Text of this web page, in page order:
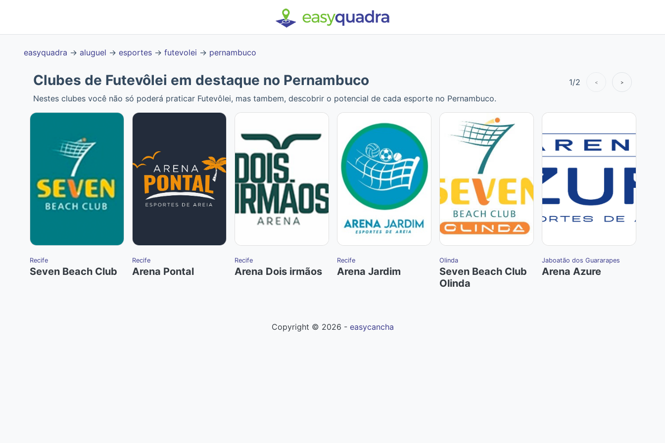
easyquadra → aluguel → esportes → futevolei → pernambuco
Recife
Seven Beach Club
Recife
Arena Pontal
Recife
Arena Dois irmãos
Recife
Arena Jardim
Olinda
Seven Beach Club
Olinda
Jaboatão dos Guararapes
Arena Azure
Clubes de Futevôlei em destaque no Pernambuco
Nestes clubes você não só poderá praticar Futevôlei, mas tambem, descobrir o potencial de cada esporte no Pernambuco.
1/2 < >
Copyright © 2026 - easycancha